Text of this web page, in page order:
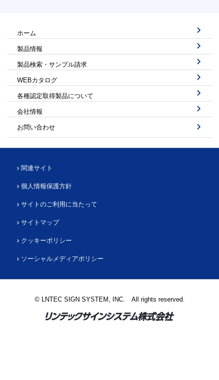
ホーム
製品情報
製品検索・サンプル請求
WEBカタログ
各種認定取得製品について
会社情報
お問い合わせ
関連サイト
個人情報保護方針
サイトのご利用に当たって
サイトマップ
クッキーポリシー
ソーシャルメディアポリシー
© LNTEC SIGN SYSTEM, INC. All rights reserved.